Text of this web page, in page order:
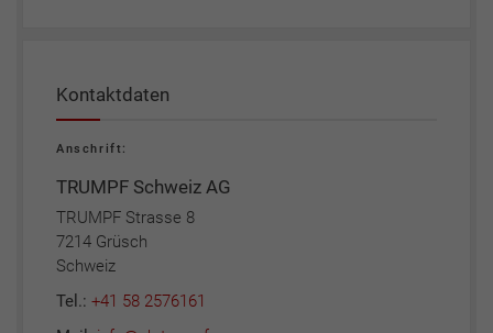
Kontaktdaten
Anschrift:
TRUMPF Schweiz AG
TRUMPF Strasse 8
7214 Grüsch
Schweiz
Tel.: +41 58 2576161